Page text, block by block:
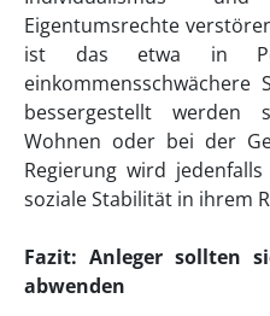
Eigentumsrechte
ist das etwa in
einkommensschwächere
bessergestellt werden
Wohnen oder bei der
Regierung wird
soziale Stabilität in ihrem
Fazit: Anleger sollten
abwenden